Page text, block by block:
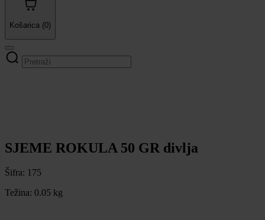
Košarica (0)
SJEME ROKULA 50 GR divlja
Šifra: 175
Težina: 0.05 kg